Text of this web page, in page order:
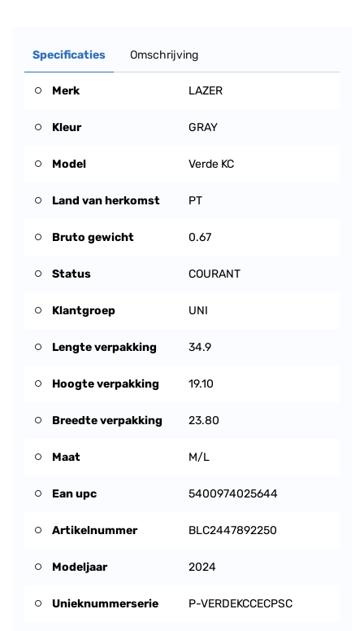
Specificaties Omschrijving
Merk LAZER
Kleur GRAY
Model Verde KC
Land van herkomst PT
Bruto gewicht 0.67
Status COURANT
Klantgroep UNI
Lengte verpakking 34.9
Hoogte verpakking 19.10
Breedte verpakking 23.80
Maat M/L
Ean upc 5400974025644
Artikelnummer BLC2447892250
Modeljaar 2024
Unieknummerserie P-VERDEKCCECPSC